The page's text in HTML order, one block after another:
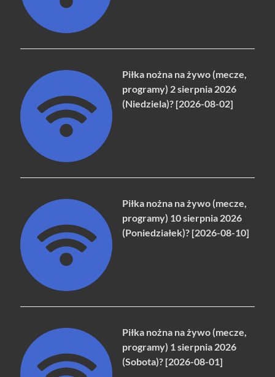
Piłka nożna na żywo (mecze,
programy) 2 sierpnia 2026
(Niedziela)? [2026-08-02]
Piłka nożna na żywo (mecze,
programy) 10 sierpnia 2026
(Poniedziałek)? [2026-08-10]
Piłka nożna na żywo (mecze,
programy) 1 sierpnia 2026
(Sobota)? [2026-08-01]